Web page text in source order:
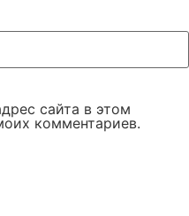
сайта в этом
комментариев.